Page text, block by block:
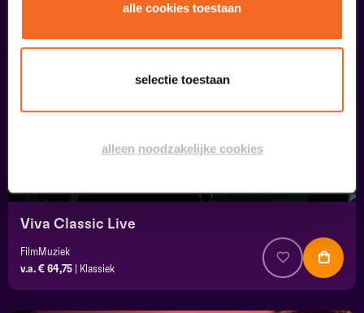
alle cookies toestaan
selectie toestaan
alleen noodzakelijke cookies
Viva Classic Live
FilmMuziek
v.a. € 64,75
Klassiek